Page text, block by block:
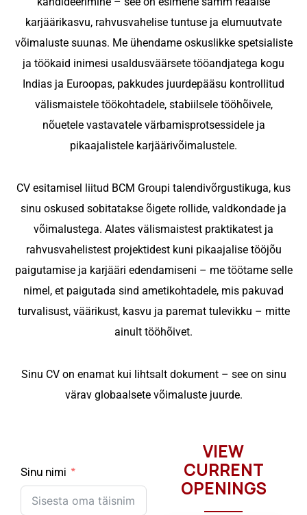
Massiline värbamine
RPO lahendused
Serbia
Horvaatia
Ungari
Malta
karjäärikasvu, rahvusvahelise tuntuse ja elumuutvate
võimaluste suunas. Me ühendame oskuslikke spetsialiste
ja töökaid inimesi usaldusväärsete tööandjatega kogu
Indias ja Euroopas, pakkudes juurdepääsu kontrollitud
välismaistele töökohtadele, stabiilsele tööhõivele,
nõuetele vastavatele värbamisprotsessidele ja
pikaajalistele karjäärivõimalustele.
CV esitamisel liitud BCM Groupi talendivõrgustikuga, kus
sinu oskused sobitatakse õigete rollide, valdkondade ja
võimalustega. Alates välismaistest praktikatest ja
rahvusvahelistest projektidest kuni pikaajalise tööjõu
paigutamise ja karjääri edendamiseni – me töötame selle
nimel, et paigutada sind ametikohtadele, mis pakuvad
turvalisust, väärikust, kasvu ja paremat tulevikku – mitte
ainult tööhõivet.
Sinu CV on enamat kui lihtsalt dokument – ​​see on sinu
värav globaalsete võimaluste juurde.
Sinu nimi
VIEW
CURRENT
OPENINGS
Profiil:
Keevitaja
Riik:
Romania
– €
850 /
Profiil: